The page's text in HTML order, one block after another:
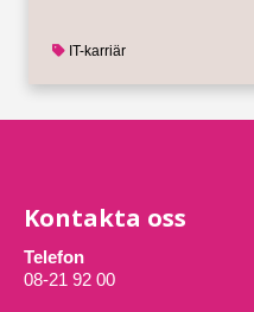
IT-karriär
Kontakta oss
Telefon
08-21 92 00